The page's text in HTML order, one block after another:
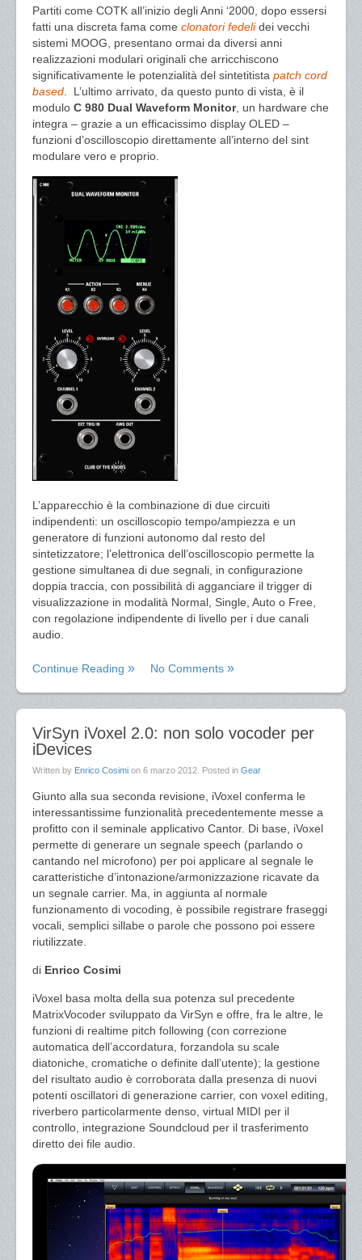
Partiti come COTK all’inizio degli Anni ‘2000, dopo essersi
fatti una discreta fama come clonatori fedelidei vecchi
sistemi MOOG, presentano ormai da diversi anni
realizzazioni modulari originali che arricchiscono
significativamente le potenzialità del sintetitista patch cord
based . L’ultimo arrivato, da questo punto di vista, è il
modulo C 980 Dual Waveform Monitor, un hardware che
integra – grazie a un efficacissimo display OLED –
funzioni d’oscilloscopio direttamente all’interno del sint
modulare vero e proprio.
L’apparecchio è la combinazione di due circuiti
indipendenti: un oscilloscopio tempo/ampiezza e un
generatore di funzioni autonomo dal resto del
sintetizzatore; l’elettronica dell’oscilloscopio permette la
gestione simultanea di due segnali, in configurazione
doppia traccia, con possibilità di agganciare il trigger di
visualizzazione in modalità Normal, Single, Auto o Free,
con regolazione indipendente di livello per i due canali
audio.
Continue Reading No Comments
VirSyn iVoxel 2.0: non solo vocoder per
iDevices
Written by Enrico Cosimi on 6 marzo 2012 . Posted in Gear
Giunto alla sua seconda revisione, iVoxel conferma le
interessantissime funzionalità precedentemente messe a
profitto con il seminale applicativo Cantor. Di base, iVoxel
permette di generare un segnale speech (parlando o
cantando nel microfono) per poi applicare al segnale le
caratteristiche d’intonazione/armonizzazione ricavate da
un segnale carrier. Ma, in aggiunta al normale
funzionamento di vocoding, è possibile registrare fraseggi
vocali, semplici sillabe o parole che possono poi essere
riutilizzate.
di Enrico Cosimi
iVoxel basa molta della sua potenza sul precedente
MatrixVocoder sviluppato da VirSyn e offre, fra le altre, le
funzioni di realtime pitch following (con correzione
automatica dell’accordatura, forzandola su scale
diatoniche, cromatiche o definite dall’utente); la gestione
del risultato audio è corroborata dalla presenza di nuovi
potenti oscillatori di generazione carrier, con voxel editing,
riverbero particolarmente denso, virtual MIDI per il
controllo, integrazione Soundcloud per il trasferimento
diretto dei file audio.